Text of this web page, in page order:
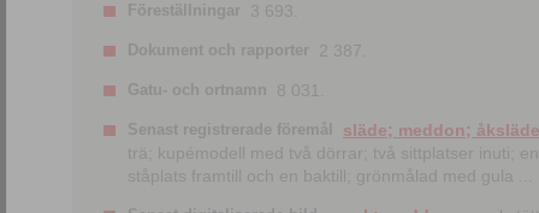
Föreställningar 3 693.
Dokument och rapporter 2 387.
Gatu- och ortnamn 8 031.
Senast registrerade föremål
släde; meddon; åksläde
trä; kupémodell med två dörrar; två sittplatser inuti; en
ståplats framtill och en baktill; grönmålad med gula ...